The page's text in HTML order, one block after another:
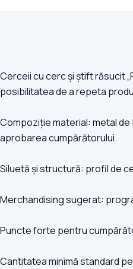
Cerceii cu cerc și știft răsucit
posibilitatea de a repeta
Compoziție material: metal de
aprobarea cumpărătorului.
Siluetă și structură: profil de
Merchandising sugerat:
Puncte forte pentru
Cantitatea minimă standard